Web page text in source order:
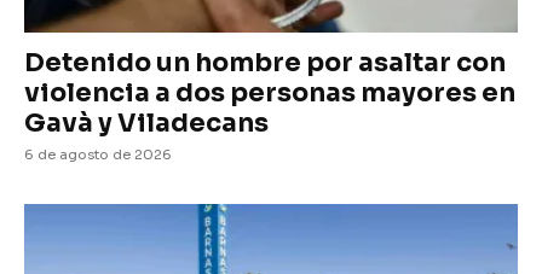
Detenido un hombre por asaltar con
violencia a dos personas mayores en
Gavà y Viladecans
6 de agosto de 2026